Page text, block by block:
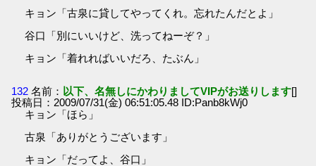
キョン「古泉に貸してやってくれ。忘れたんだとよ」
谷口「別にいいけど、洗ってねーぞ？」
キョン「着れればいいだろ、たぶん」
132 名前： 以下、名無しにかわりましてVIPがお送りします[]
投稿日：2009/07/31(金) 06:51:05.48 ID:Panb8kWj0
キョン「ほら」
古泉「ありがとうございます」
キョン「だってよ、谷口」